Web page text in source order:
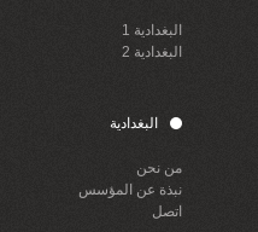
البغدادية 1
البغدادية 2
البغدادية
من نحن
نبذة عن المؤسس
اتصل